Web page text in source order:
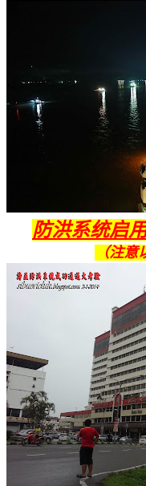
防洪系统启
（注意